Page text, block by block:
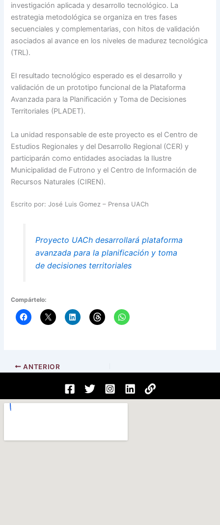
investigación aplicada y desarrollo tecnológico. La
estrategia metodológica se organiza en tres fases
secuenciales y complementarias, con hitos de validación
asociados al avance en los niveles de madurez tecnológica
(TRL).
El resultado tecnológico esperado es el desarrollo y
validación de un prototipo funcional de la Plataforma
Avanzada para la Planificación y Toma de Decisiones
Territoriales (PLADET).
La unidad responsable de este proyecto es el Centro de
Estudios Regionales y del Desarrollo Regional (CER) y
participarán como entidades asociadas la Ilustre
Municipalidad de Futrono y el Centro de Información de
Recursos Naturales (CIREN).
Escrito por: José Luis Gomez – Prensa UACh
Proyecto UACh desarrollará plataforma
avanzada para la planificación y toma
de decisiones territoriales
Compártelo:
ANTERIOR